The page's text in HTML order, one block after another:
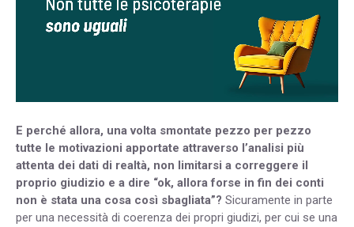
E perché allora, una volta smontate pezzo per pezzo
tutte le motivazioni apportate attraverso l’analisi più
attenta dei dati di realtà, non limitarsi a correggere il
proprio giudizio e a dire “ok, allora forse in fin dei conti
non è stata una cosa così sbagliata”? Sicuramente in parte
per una necessità di coerenza dei propri giudizi, per cui se una